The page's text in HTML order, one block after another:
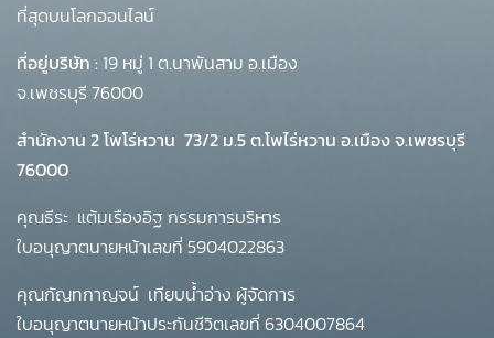
ที่สุดบนโลกออนไลน์
ที่อยู่บริษัท : 19 หมู่ 1 ต.นาพันสาม อ.เมือง
จ.เพชรบุรี 76000
สำนักงาน 2 โพโร่หวาน 73/2 ม.5 ต.โพไร่หวาน อ.เมือง จ.เพชรบุรี
76000
คุณธีระ แต้มเรืองอิฐ กรรมการบริหาร
ใบอนุญาตนายหน้าเลขที่ 5904022863
คุณกัญทกาญจน์ เทียบน้ำอ่าง ผู้จัดการ
ใบอนุญาตนายหน้าประกันชีวิตเลขที่ 6304007864